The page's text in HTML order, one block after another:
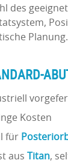
des
Planung.
Kosten
für
aus
Titan,